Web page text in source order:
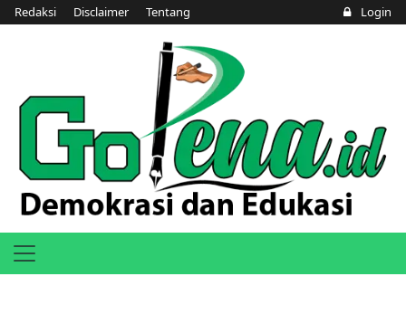
Redaksi Disclaimer Tentang Login